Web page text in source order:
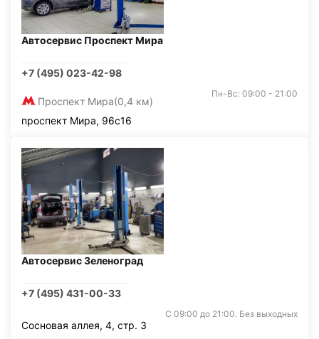
Автосервис Проспект Мира
+7 (495) 023-42-98
Проспект Мира(0,4 км)
Пн-Вс: 09:00 - 21:00
проспект Мира, 96с16
Автосервис Зеленоград
+7 (495) 431-00-33
С 09:00 до 21:00. Без выходных
Сосновая аллея, 4, стр. 3